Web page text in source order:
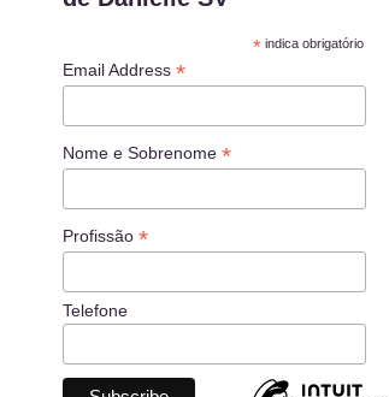
*indica obrigatório
Email Address *
Nome e Sobrenome *
Profissão *
Telefone